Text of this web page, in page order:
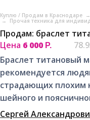
Куплю / Продам в Краснодаре →
→ Прочая техника для
Продам: браслет
Цена 6 000 Р.
Браслет титановый
рекомендуется
страдающих плохим
шейного и
Сергей